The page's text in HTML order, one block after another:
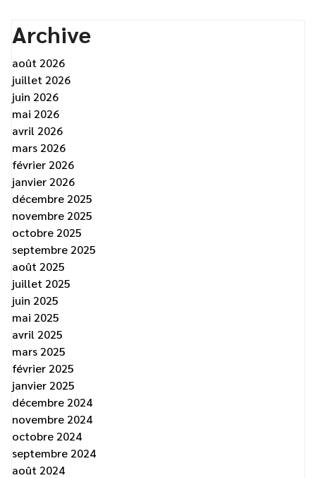
Archive
août 2026
juillet 2026
juin 2026
mai 2026
avril 2026
mars 2026
février 2026
janvier 2026
décembre 2025
novembre 2025
octobre 2025
septembre 2025
août 2025
juillet 2025
juin 2025
mai 2025
avril 2025
mars 2025
février 2025
janvier 2025
décembre 2024
novembre 2024
octobre 2024
septembre 2024
août 2024